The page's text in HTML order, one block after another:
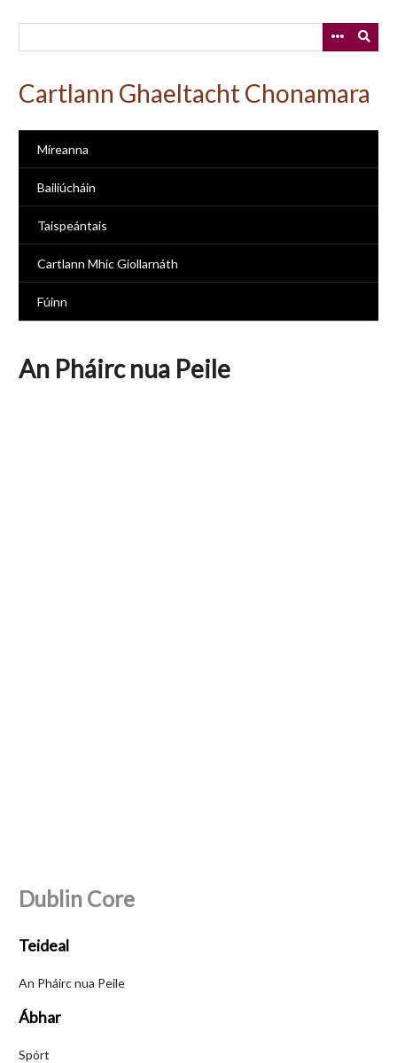
Cartlann Ghaeltacht Chonamara
Míreanna
Bailiúcháin
Taispeántais
Cartlann Mhic Giollarnáth
Fúinn
An Pháirc nua Peile
Dublin Core
Teideal
An Pháirc nua Peile
Ábhar
Spórt